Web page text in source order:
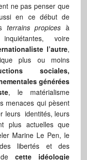
ne pas penser que
en ce début de
terrains propices à
voire
l’autre,
plus ou moins
sociales,
générées
, le matérialisme
menaces qui pèsent
leurs identités, leurs
plus actuelles que
Marine Le Pen, le
libertés et des
cette idéologie